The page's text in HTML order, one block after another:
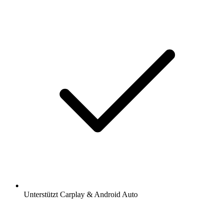
Unterstützt Carplay & Android Auto